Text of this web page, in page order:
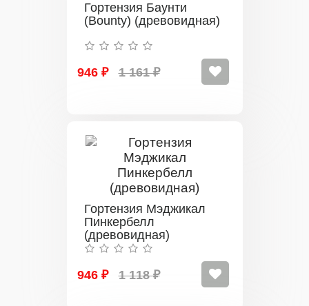
Гортензия Баунти
(Bounty) (древовидная)
946 ₽ 1 161 ₽
Гортензия Мэджикал
Пинкербелл
(древовидная)
946 ₽ 1 118 ₽